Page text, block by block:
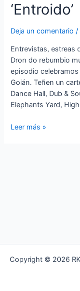
‘Entroido’
Deja un comentario /
Entrevistas, estreas
Dron do rebumbio
episodio celebramos
Goián. Teñen un
Dance Hall, Dub &
Elephants Yard,
A
Leer más »
Copyright © 2026